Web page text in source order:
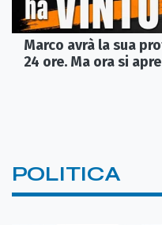
Marco avrà la sua
24 ore. Ma ora si
POLITICA